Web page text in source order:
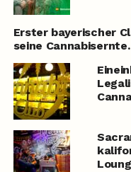
Erster bayerischer
seine